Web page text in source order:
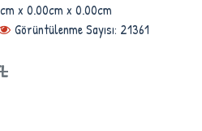
x 0.00cm x 0.00cm
Görüntülenme Sayısı: 21361